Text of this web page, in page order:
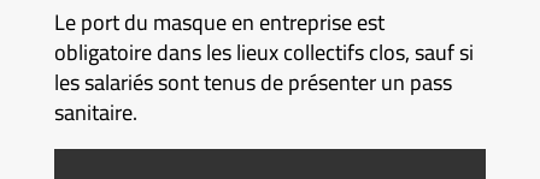
Le port du masque en entreprise est
obligatoire dans les lieux collectifs clos, sauf si
les salariés sont tenus de présenter un pass
sanitaire.